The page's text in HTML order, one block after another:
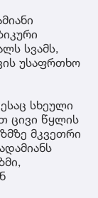
სვამს,
უსაფრთხო
სხეული
ცივი წყლის
მკვეთრი